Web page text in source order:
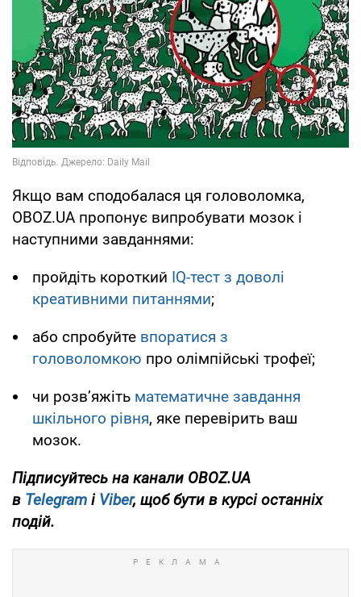
Якщо вам сподобалася ця головоломка,
OBOZ.UA пропонує випробувати мозок і
наступними завданнями:
пройдіть короткий IQ-тест з доволі
креативними питаннями;
або спробуйте впоратися з
головоломкою про олімпійські трофеї;
чи розв’яжіть математичне завдання
шкільного рівня, яке перевірить ваш
мозок.
Підписуйтесь на канали OBOZ.UA
в Telegram і Viber, щоб бути в курсі останніх
подій.